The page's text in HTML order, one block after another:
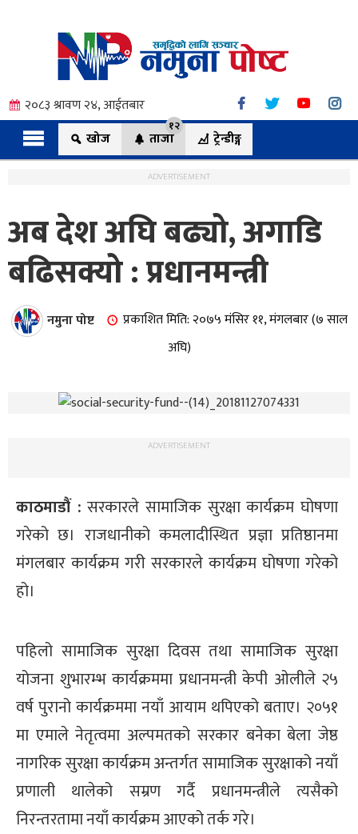
२०८३ श्रावण २४, आईतबार
खोज
ताजा
१२
ट्रेन्डीङ्ग
ADVERTISEMENT
अब देश अघि बढ्यो, अगाडि
बढिसक्यो : प्रधानमन्त्री
नमुना पोष्ट
प्रकाशित मिति: २०७५ मंसिर ११, मंगलबार (७ साल
अघि)
ADVERTISEMENT
काठमाडौं : सरकारले सामाजिक सुरक्षा कार्यक्रम घोषणा
गरेको छ। राजधानीको कमलादीस्थित प्रज्ञा प्रतिष्ठानमा
मंगलबार कार्यक्रम गरी सरकारले कार्यक्रम घोषणा गरेको
हो।
पहिलो सामाजिक सुरक्षा दिवस तथा सामाजिक सुरक्षा
योजना शुभारम्भ कार्यक्रममा प्रधानमन्त्री केपी ओलीले २५
वर्ष पुरानो कार्यक्रममा नयाँ आयाम थपिएको बताए। २०५१
मा एमाले नेतृत्वमा अल्पमतको सरकार बनेका बेला जेष्ठ
नागरिक सुरक्षा कार्यक्रम अन्तर्गत सामाजिक सुरक्षाको नयाँ
प्रणाली थालेको सम्रण गर्दै प्रधानमन्त्रीले त्यसैको
निरन्तरतामा नयाँ कार्यक्रम आएको तर्क गरे।